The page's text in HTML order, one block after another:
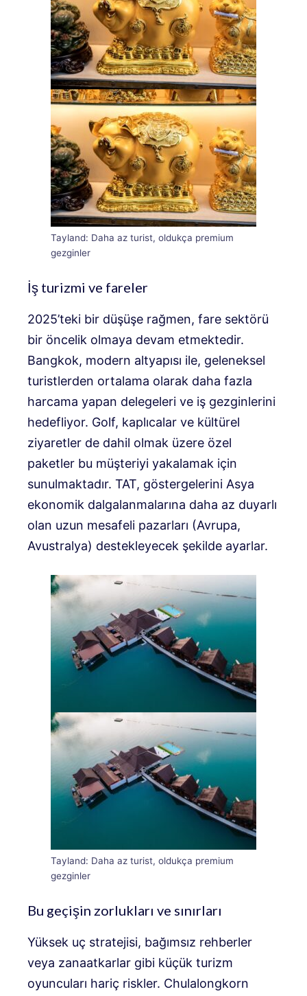
Tayland: Daha az turist, oldukça premium
gezginler
İş turizmi ve fareler
2025’teki bir düşüşe rağmen, fare sektörü
bir öncelik olmaya devam etmektedir.
Bangkok, modern altyapısı ile, geleneksel
turistlerden ortalama olarak daha fazla
harcama yapan delegeleri ve iş gezginlerini
hedefliyor. Golf, kaplıcalar ve kültürel
ziyaretler de dahil olmak üzere özel
paketler bu müşteriyi yakalamak için
sunulmaktadır. TAT, göstergelerini Asya
ekonomik dalgalanmalarına daha az duyarlı
olan uzun mesafeli pazarları (Avrupa,
Avustralya) destekleyecek şekilde ayarlar.
Tayland: Daha az turist, oldukça premium
gezginler
Bu geçişin zorlukları ve sınırları
Yüksek uç stratejisi, bağımsız rehberler
veya zanaatkarlar gibi küçük turizm
oyuncuları hariç riskler. Chulalongkorn